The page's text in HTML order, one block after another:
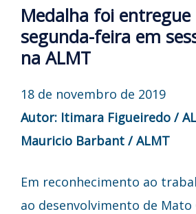
Medalha foi entregue
segunda-feira em
na ALMT
18 de novembro de 2019
Autor: Itimara Figueiredo /
Mauricio Barbant / ALMT
Em reconhecimento ao
ao desenvolvimento de Mato